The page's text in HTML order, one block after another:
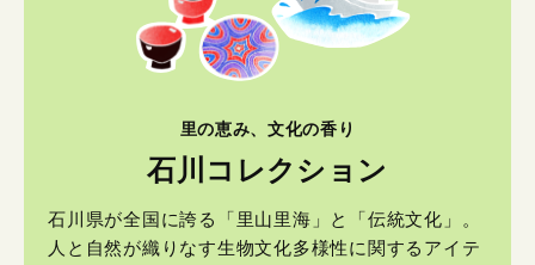
里の恵み、文化の香り
石川コレクション
石川県が全国に誇る「里山里海」と「伝統文化」。
人と自然が織りなす生物文化多様性に関するアイテ